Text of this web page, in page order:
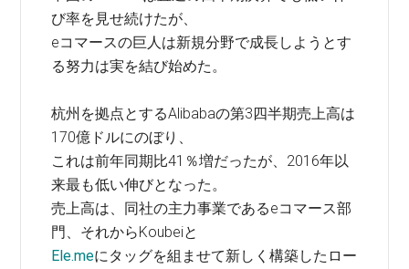
び率を見せ続けたが、
eコマースの巨人は新規分野で成長しようとす
る努力は実を結び始めた。
杭州を拠点とするAlibabaの第3四半期売上高は
170億ドルにのぼり、
これは前年同期比41％増だったが、2016年以
来最も低い伸びとなった。
売上高は、同社の主力事業であるeコマース部
門、それからKoubeiと
Ele.meにタッグを組ませて新しく構築したロー